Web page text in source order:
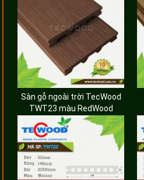
Sàn gỗ ngoài trời TecWood
TWT23 màu RedWood